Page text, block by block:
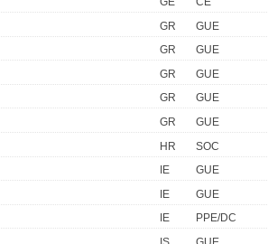
GR
GUE
GR
GUE
GR
GUE
GR
GUE
GR
GUE
HR
SOC
IE
GUE
IE
GUE
IE
PPE/DC